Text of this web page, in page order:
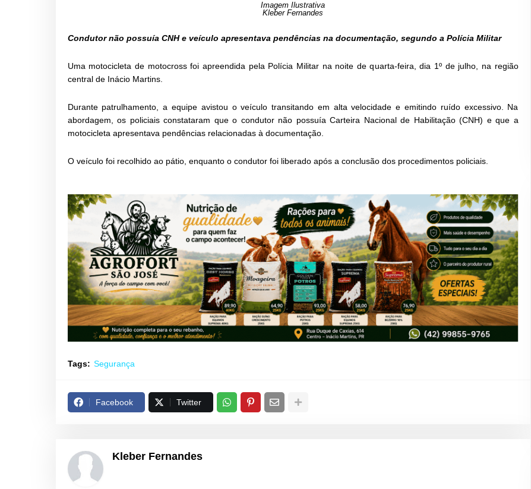
Imagem Ilustrativa
Kleber Fernandes
Condutor não possuía CNH e veículo apresentava pendências na documentação, segundo a Polícia Militar
Uma motocicleta de motocross foi apreendida pela Polícia Militar na noite de quarta-feira, dia 1º de julho, na região
central de Inácio Martins.
Durante patrulhamento, a equipe avistou o veículo transitando em alta velocidade e emitindo ruído excessivo. Na
abordagem, os policiais constataram que o condutor não possuía Carteira Nacional de Habilitação (CNH) e que a
motocicleta apresentava pendências relacionadas à documentação.
O veículo foi recolhido ao pátio, enquanto o condutor foi liberado após a conclusão dos procedimentos policiais.
Tags: Segurança
Facebook Twitter
Kleber Fernandes